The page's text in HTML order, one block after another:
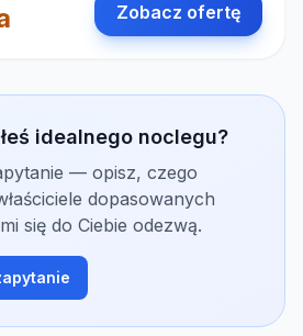
Zobacz ofertę
idealnego noclegu?
— opisz, czego
dopasowanych
się do Ciebie odezwą.